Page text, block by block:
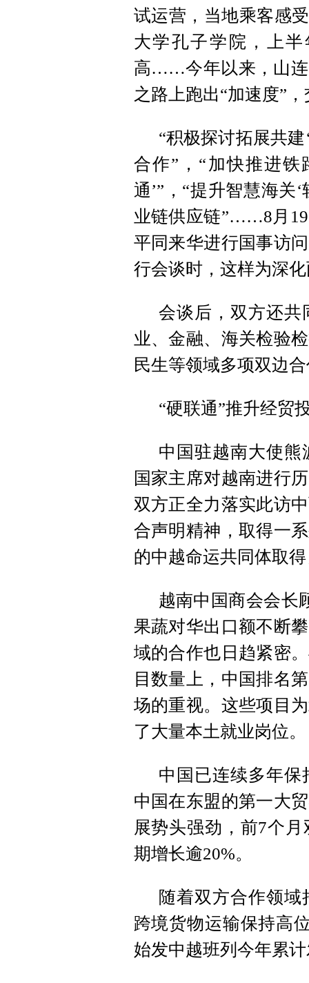
试运营，当地乘客感
大学孔子学院，上
高……今年以来，山连
之路上跑出“加速度”
“积极探讨拓展共建
合作”，“加快推进
通’”，“提升智慧海关
业链供应链”……8月
平同来华进行国事访
行会谈时，这样为深
会谈后，双方还共
业、金融、海关检验
民生等领域多项双边
“硬联通”推升经贸
中国驻越南大使熊
国家主席对越南进行
双方正全力落实此访
合声明精神，取得一
的中越命运共同体取
越南中国商会会长
果蔬对华出口额不断
域的合作也日趋紧密
目数量上，中国排名
场的重视。这些项目
了大量本土就业岗位。
中国已连续多年
中国在东盟的第一大
展势头强劲，前7个
期增长逾20%。
随着双方合作领
跨境货物运输保持高
始发中越班列今年累